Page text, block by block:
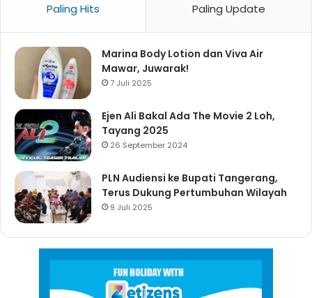
Paling Hits Paling Update
Marina Body Lotion dan Viva Air
Mawar, Juwarak!
7 Juli 2025
Ejen Ali Bakal Ada The Movie 2 Loh,
Tayang 2025
26 September 2024
PLN Audiensi ke Bupati Tangerang,
Terus Dukung Pertumbuhan Wilayah
9 Juli 2025